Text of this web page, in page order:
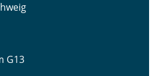
G13